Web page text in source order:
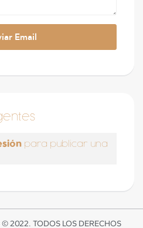
para publicar una
2022. TODOS LOS DERECHOS